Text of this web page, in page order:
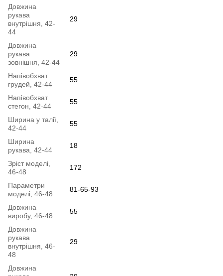
Довжина
рукава
внутрішня, 42-
44
29
Довжина
рукава
зовнішня, 42-44
29
Напівобхват
грудей, 42-44
55
Напівобхват
стегон, 42-44
55
Ширина у талії,
42-44
55
Ширина
рукава, 42-44
18
Зріст моделі,
46-48
172
Параметри
моделі, 46-48
81-65-93
Довжина
виробу, 46-48
55
Довжина
рукава
внутрішня, 46-
48
29
Довжина